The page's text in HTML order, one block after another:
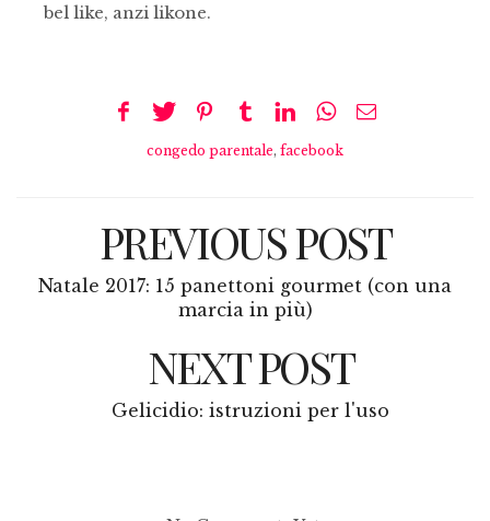
bel like, anzi likone.
congedo parentale, facebook
PREVIOUS POST
Natale 2017: 15 panettoni gourmet (con una
marcia in più)
NEXT POST
Gelicidio: istruzioni per l'uso